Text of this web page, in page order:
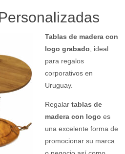
Tablas de madera con
logo grabado , ideal
para regalos
corporativos en
Uruguay.
Regalar tablas de
madera con logo es
una excelente forma de
promocionar su marca